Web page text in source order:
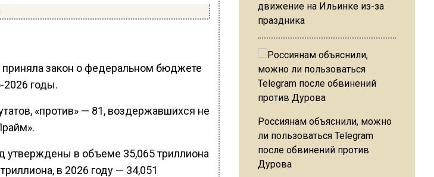
приняла закон о федеральном бюджете
2026 годы.
«против» — 81, воздержавшихся не
утверждены в объеме 35,065 триллиона
в 2026 году — 34,051
движение на Ильинке из-за
праздника
Россиянам объяснили, можно
ли пользоваться Telegram
после обвинений против
Дурова